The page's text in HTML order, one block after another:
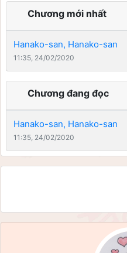
Chương mới nhất
Hanako-san, Hanako-san
11:35, 24/02/2020
Chương đang đọc
Hanako-san, Hanako-san
11:35, 24/02/2020